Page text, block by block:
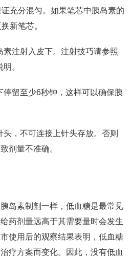
充分混匀。如果笔芯中胰岛素的
新笔芯。
素注射入皮下。注射技巧请参照
。
停留至少6秒钟，这样可以确保胰
头，不可连接上针头存放。否则
剂量不准确。
岛素制剂一样，低血糖是最常见
药剂量远高于其需要量时会发生
使用后的观察结果表明，低血糖
疗方案而变化。因此，没有低血